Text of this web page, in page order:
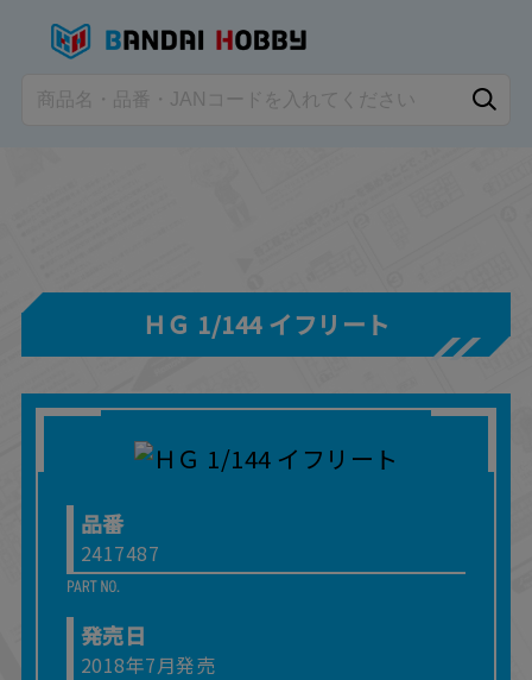
ＨＧ 1/144 イフリート
品番
2417487
発売日
2018年7月発売